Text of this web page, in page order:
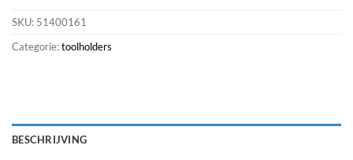
SKU: 51400161
Categorie:toolholders
BESCHRIJVING